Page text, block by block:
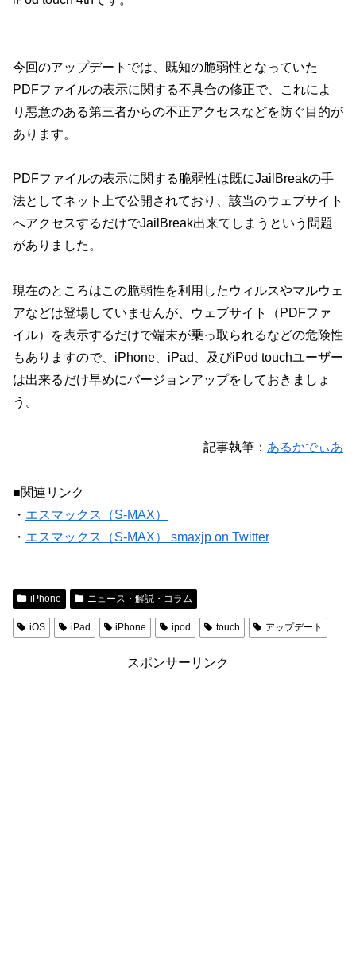
今回のアップデートでは、既知の脆弱性となっていた
PDFファイルの表示に関する不具合の修正で、これによ
り悪意のある第三者からの不正アクセスなどを防ぐ目的が
あります。
PDFファイルの表示に関する脆弱性は既にJailBreakの手
法としてネット上で公開されており、該当のウェブサイト
へアクセスするだけでJailBreak出来てしまうという問題
がありました。
現在のところはこの脆弱性を利用したウィルスやマルウェ
アなどは登場していませんが、ウェブサイト（PDFファ
イル）を表示するだけで端末が乗っ取られるなどの危険性
もありますので、iPhone、iPad、及びiPod touchユーザー
は出来るだけ早めにバージョンアップをしておきましょ
う。
記事執筆： あるかでぃあ
■関連リンク
・ エスマックス（S-MAX）
・ エスマックス（S-MAX） smaxjp on Twitter
iPhone ニュース・解説・コラム
iOS iPad iPhone ipod touch アップデート
スポンサーリンク